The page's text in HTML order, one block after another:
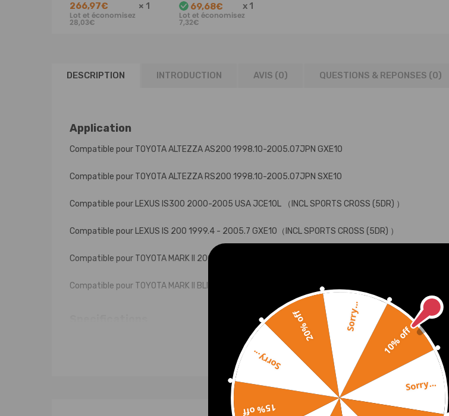
2002.01-
2007.05JPN
JZX110W 2.5IR-V,
266,97€ × 1
Lot et économisez
28,03€
Lexus IS300
GS300 GS400
GS430 NEW
69,68€ x 1
Lot et économisez
7,32€
DESCRIPTION INTRODUCTION AVIS (0) QUESTIONS & REPONSES (0)
Application
Compatible pour TOYOTA ALTEZZA AS200 1998.10-2005.07JPN GXE10
Compatible pour TOYOTA ALTEZZA RS200 1998.10-2005.07JPN SXE10
Compatible pour LEXUS IS300 2000-2005 USA JCE10L （INCL SPORTS CROSS (5DR) ）
Compatible pour LEXUS IS 200 1999.4 - 2005.7 GXE10（INCL SPORTS CROSS (5DR) ）
Compatible pour TOYOTA MARK II 2000.10-2004.11 JPN JZX110 GRANDE IR-V, GRANDE G-TB
Compatible pour TOYOTA MARK II BLIT 2002.01-2007.05JPN JZX110W 2.5IR-V, 2.5IR-S
Taux de ressort avant: 12 kg / mm (672 lb / po)
Taux de ressort arrière: 10 kg / mm (560 lb / po)
AFFICHER PLUS
10% off
Sorry...
15% off
Sorry...
20% off Sorry...